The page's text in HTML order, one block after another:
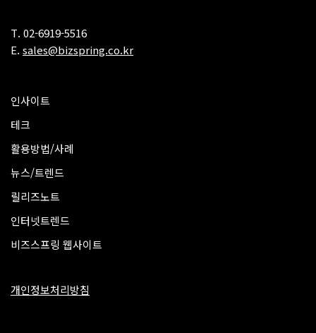
T. 02-6919-5516
E. sales@bizspring.co.kr
인사이트
테크
활용방법/사례
뉴스/트렌드
릴리즈노트
인터넷트렌드
비즈스프링 웹사이트
개인정보처리방침